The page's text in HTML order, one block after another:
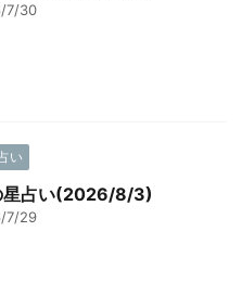
7/30
い
星占い(2026/8/3)
7/29